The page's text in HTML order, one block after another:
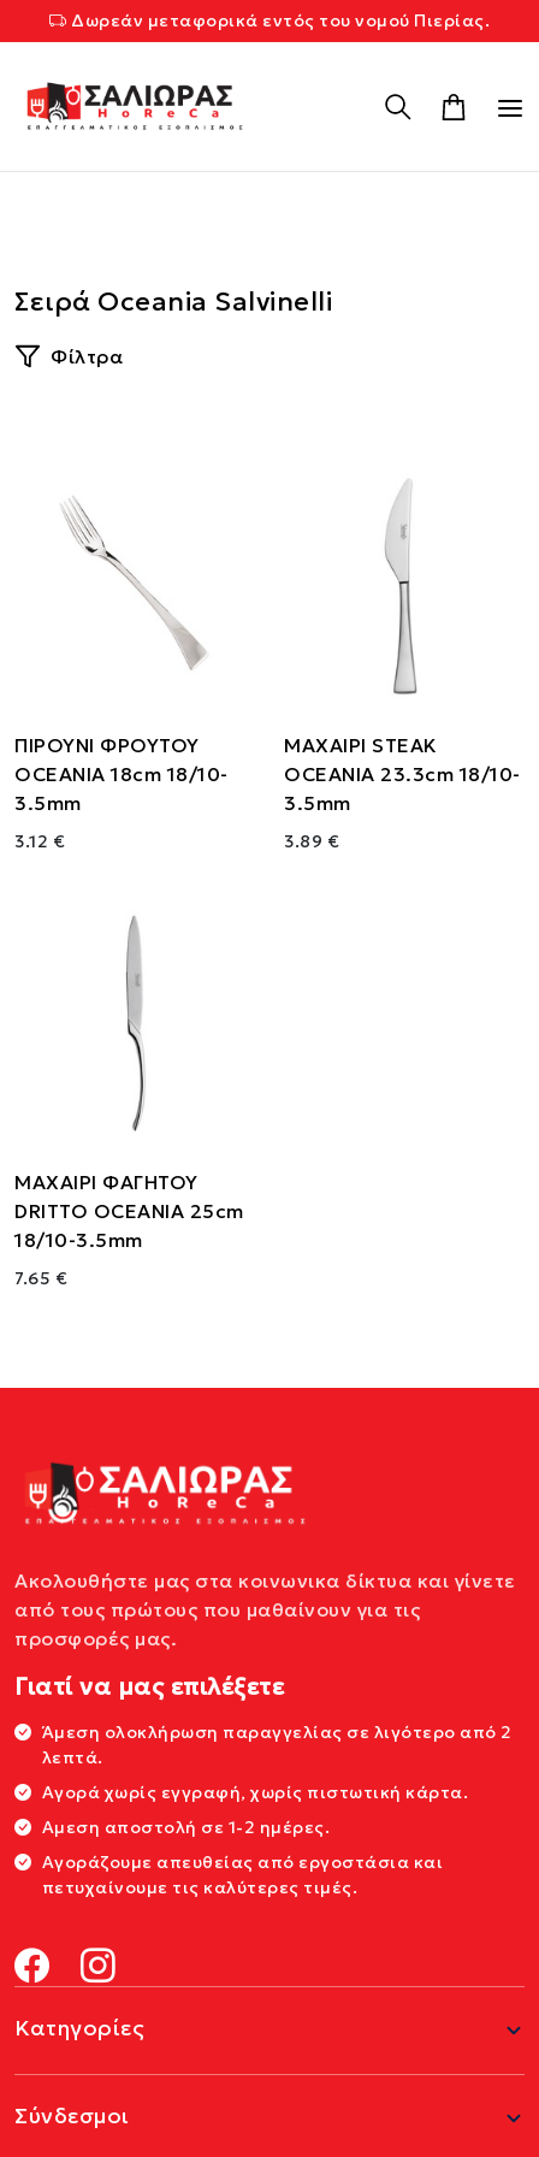
Δωρεάν μεταφορικά εντός του νομού Πιερίας.
Σειρά Oceania Salvinelli
Φίλτρα
ΠΙΡΟΥΝΙ ΦΡΟΥΤΟΥ
OCEANIA 18cm 18/10-
3.5mm
3.12 €
ΜΑΧΑΙΡΙ STEAK
OCEANIA 23.3cm 18/10-
3.5mm
3.89 €
ΜΑΧΑΙΡΙ ΦΑΓΗΤΟΥ
DRITTO OCEANIA 25cm
18/10-3.5mm
7.65 €
Ακολουθήστε μας στα κοινωνικα δίκτυα και γίνετε
από τους πρώτους που μαθαίνουν για τις
προσφορές μας.
Γιατί να μας επιλέξετε
Άμεση ολοκλήρωση παραγγελίας σε λιγότερο από 2
λεπτά.
Αγορά χωρίς εγγραφή, χωρίς πιστωτική κάρτα.
Αμεση αποστολή σε 1-2 ημέρες.
Αγοράζουμε απευθείας από εργοστάσια και
πετυχαίνουμε τις καλύτερες τιμές.
Κατηγορίες
Σύνδεσμοι